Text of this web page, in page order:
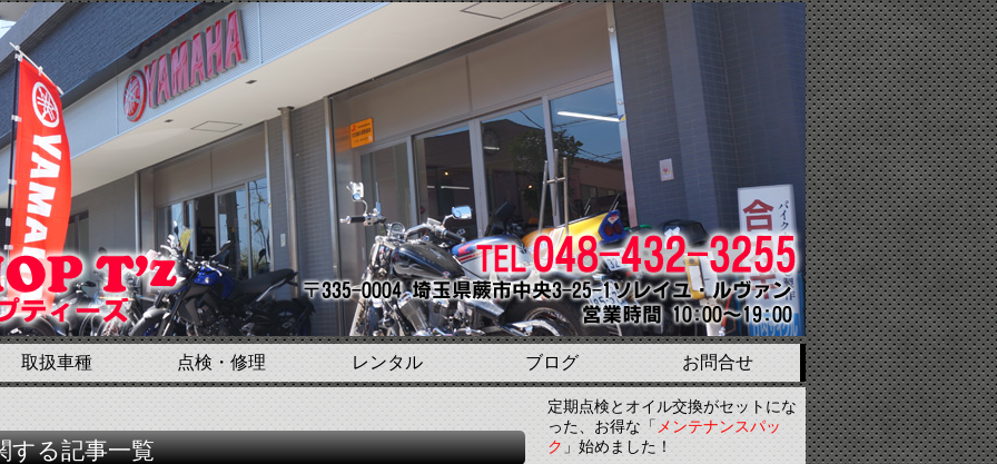
取扱車種 点検・修理 レンタル ブログ お問合せ
する記事一覧
定期点検とオイル交換がセットにな
った、お得な「 メンテナンスパッ
ク」始めました！